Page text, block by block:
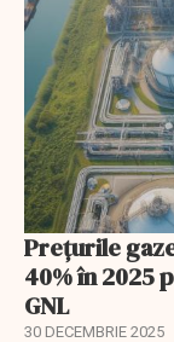
Prețurile
40% în 2025
GNL
30 DECEMBRIE 2025